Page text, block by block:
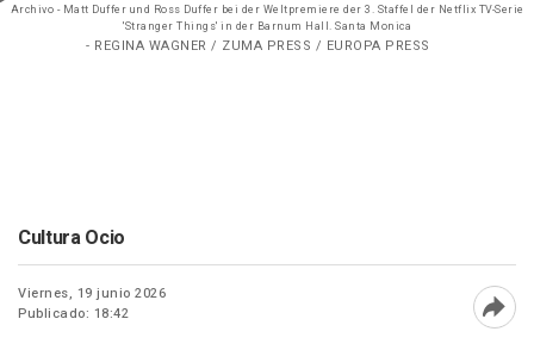
Archivo - Matt Duffer und Ross Duffer bei der Weltpremiere der 3. Staffel der Netflix TV-Serie
'Stranger Things' in der Barnum Hall. Santa Monica
- REGINA WAGNER / ZUMA PRESS / EUROPA PRESS
Cultura Ocio
Viernes, 19 junio 2026
Publicado: 18:42